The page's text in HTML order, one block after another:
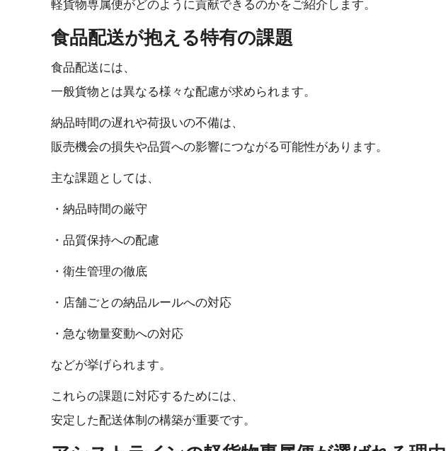
食品配送が抱える特 有 の 課 題
食品配送には、
一般貨物とは異なる様々な配慮が求められます。
納品時間の遅れや荷扱いの不備は、
販売機会の損失や品質への影響につながる可能性があります。
主な課題と し て は 、
・納品時 間 の 厳 守
・品質保持 へ の 配 慮
・衛生管 理 の 徹 底
・店舗ごとの納品ルール へ の 対 応
・急な物量変動 へ の 対 応
などが挙げら れ ま す 。
これらの課題に対応するためには、
安定した配送体制の構築が重要です。